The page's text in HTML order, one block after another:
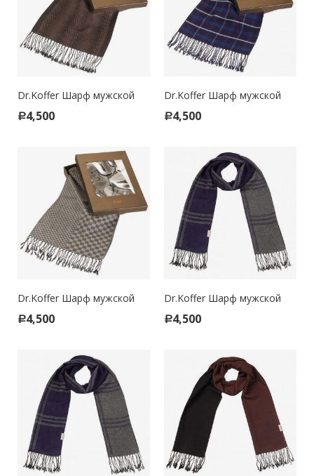
Dr.Koffer Шарф мужской
Р4,500
Dr.Koffer Шарф мужской
Р4,500
Dr.Koffer Шарф мужской
Р4,500
Dr.Koffer Шарф мужской
Р4,500